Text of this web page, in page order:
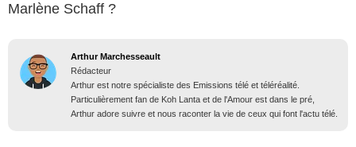
Marlène Schaff ?
Arthur Marchesseault
Rédacteur
Arthur est notre spécialiste des Emissions télé et téléréalité.
Particulièrement fan de Koh Lanta et de l'Amour est dans le pré,
Arthur adore suivre et nous raconter la vie de ceux qui font l'actu télé.